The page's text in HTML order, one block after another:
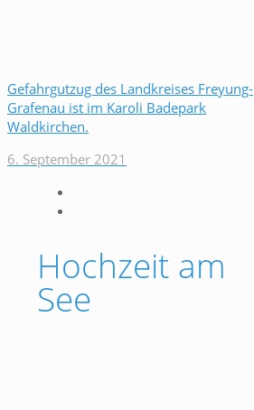
Gefahrgutzug des Landkreises Freyung-
Grafenau ist im Karoli Badepark
Waldkirchen.
6. September 2021
Hochzeit am
See